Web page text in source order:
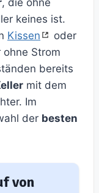
, die ohne
keines ist.
Kissen
oder
Strom
bereits
mit dem
Im
der besten
von